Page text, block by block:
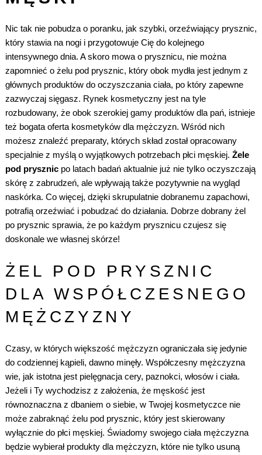
Nic tak nie pobudza o poranku, jak szybki, orzeźwiający prysznic,
który stawia na nogi i przygotowuje Cię do kolejnego
intensywnego dnia. A skoro mowa o prysznicu, nie można
zapomnieć o żelu pod prysznic, który obok mydła jest jednym z
głównych produktów do oczyszczania ciała, po który zapewne
zazwyczaj sięgasz. Rynek kosmetyczny jest na tyle
rozbudowany, że obok szerokiej gamy produktów dla pań, istnieje
też bogata oferta kosmetyków dla mężczyzn. Wśród nich
możesz znaleźć preparaty, których skład został opracowany
specjalnie z myślą o wyjątkowych potrzebach płci męskiej. Żele
pod prysznicpo latach badań aktualnie już nie tylko oczyszczają
skórę z zabrudzeń, ale wpływają także pozytywnie na wygląd
naskórka. Co więcej, dzięki skrupulatnie dobranemu zapachowi,
potrafią orzeźwiać i pobudzać do działania. Dobrze dobrany żel
po prysznic sprawia, że po każdym prysznicu czujesz się
doskonale we własnej skórze!
ŻEL POD PRYSZNIC
DLA WSPÓŁCZESNEGO
MĘŻCZYZNY
Czasy, w których większość mężczyzn ograniczała się jedynie
do codziennej kąpieli, dawno minęły. Współczesny mężczyzna
wie, jak istotna jest pielęgnacja cery, paznokci, włosów i ciała.
Jeżeli i Ty wychodzisz z założenia, że męskość jest
równoznaczna z dbaniem o siebie, w Twojej kosmetyczce nie
może zabraknąć żelu pod prysznic, który jest skierowany
wyłącznie do płci męskiej. Świadomy swojego ciała mężczyzna
będzie wybierał produkty dla mężczyzn, które nie tylko usuną